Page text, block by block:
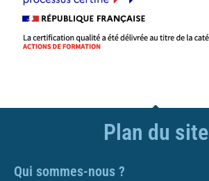
Plan du site
Qui sommes-nous ?